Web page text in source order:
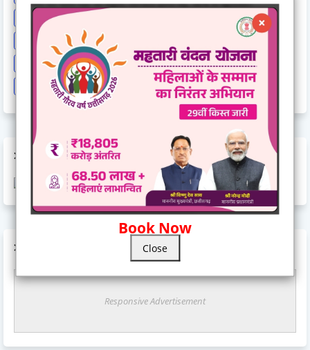
Book Now
Close
Politics
Rahul Gandhi
Rajasthan
Religion And Spirituality
Social Event
sonia Gandhi
Sports Supreme Court
Technology
Train Cancel
Uttarpradesh Weather
AD CODE
Responsive Advertisement